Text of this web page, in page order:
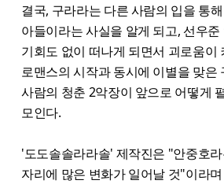
결국, 구라라는 다른 사람의 입을 통
아들이라는 사실을 알게 되고, 선우
기회도 없이 떠나게 되면서 괴로움이
로맨스의 시작과 동시에 이별을 맞은
사람의 청춘 2악장이 앞으로 어떻게
모인다.
'도도솔솔라라솔' 제작진은 "안중호
자리에 많은 변화가 일어날 것"이라